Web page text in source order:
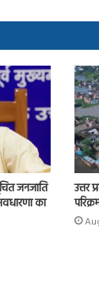
जनजाति
का
उत्तर